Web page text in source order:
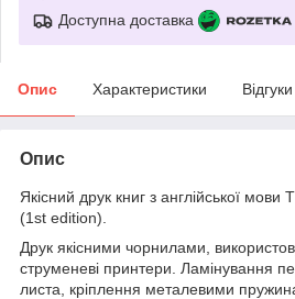
Доступна доставка
Опис Характеристики
Опис
Якісний друк книг з англійської
(1st edition).
Друк якісними чорнилами,
струменеві принтери. Ламінування
листа, кріплення металевими